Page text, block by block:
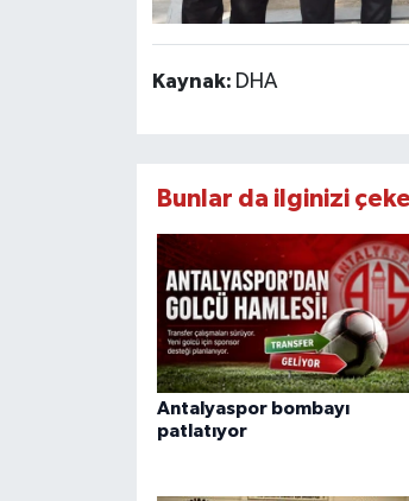
Kaynak: DHA
Bunlar da ilginizi
Antalyaspor bombayı
patlatıyor